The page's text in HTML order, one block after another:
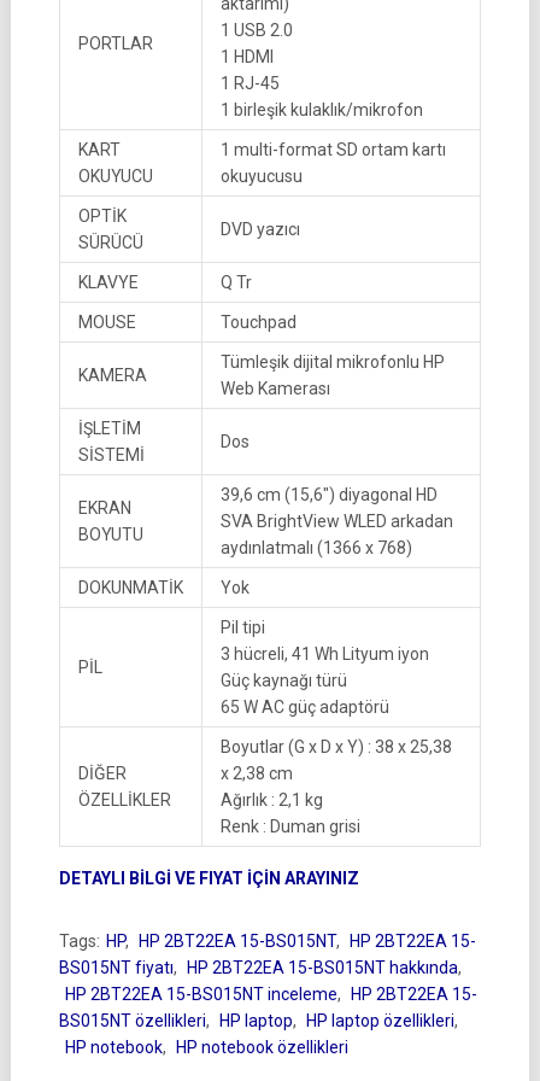
PORTLAR
1 USB 2.0
1 HDMI
1 RJ-45
1 birleşik kulaklık/mikrofon
KART
OKUYUCU
1 multi-format SD ortam kartı
okuyucusu
OPTİK
SÜRÜCÜ
DVD yazıcı
KLAVYE Q Tr
MOUSE Touchpad
KAMERA
Tümleşik dijital mikrofonlu HP
Web Kamerası
İŞLETİM
SİSTEMİ
Dos
EKRAN
BOYUTU
39,6 cm (15,6″) diyagonal HD
SVA BrightView WLED arkadan
aydınlatmalı (1366 x 768)
DOKUNMATİK Yok
PİL
Pil tipi
3 hücreli, 41 Wh Lityum iyon
Güç kaynağı türü
65 W AC güç adaptörü
DİĞER
ÖZELLİKLER
Boyutlar (G x D x Y) : 38 x 25,38
x 2,38 cm
Ağırlık : 2,1 kg
Renk : Duman grisi
DETAYLI BİLGİ VE FIYAT İÇİN ARAYINIZ
Tags: HP, HP 2BT22EA 15-BS015NT,
HP 2BT22EA 15-
BS015NT fiyatı, HP 2BT22EA 15-BS015NT hakkında,
HP 2BT22EA 15-BS015NT inceleme,
HP 2BT22EA 15-
BS015NT özellikleri, HP laptop, HP laptop özellikleri,
HP notebook, HP notebook özellikleri